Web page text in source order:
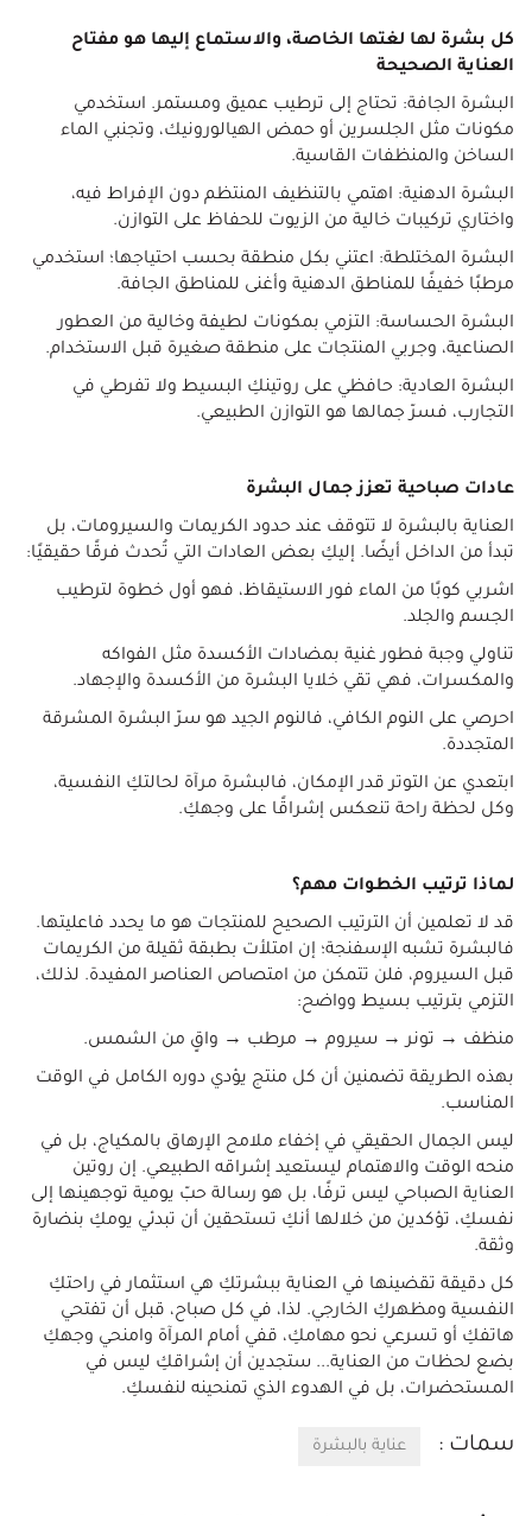
كل بشرة لها لغتها الخاصة، والاستماع إليها هو مفتاح
العناية الصحيحة
البشرة الجافة: تحتاج إلى ترطيب عميق ومستمر. استخدمي
مكونات مثل الجلسرين أو حمض الهيالورونيك، وتجنبي الماء
الساخن والمنظفات القاسية.
البشرة الدهنية: اهتمي بالتنظيف المنتظم دون الإفراط فيه،
واختاري تركيبات خالية من الزيوت للحفاظ على التوازن.
البشرة المختلطة: اعتني بكل منطقة بحسب احتياجها؛ استخدمي
مرطبًا خفيفًا للمناطق الدهنية وأغنى للمناطق الجافة.
البشرة الحساسة: التزمي بمكونات لطيفة وخالية من العطور
الصناعية، وجربي المنتجات على منطقة صغيرة قبل الاستخدام.
البشرة العادية: حافظي على روتينكِ البسيط ولا تفرطي في
التجارب، فسرّ جمالها هو التوازن الطبيعي.
عادات صباحية تعزز جمال البشرة
العناية بالبشرة لا تتوقف عند حدود الكريمات والسيرومات، بل
تبدأ من الداخل أيضًا. إليكِ بعض العادات التي تُحدث فرقًا حقيقيًا:
اشربي كوبًا من الماء فور الاستيقاظ، فهو أول خطوة لترطيب
الجسم والجلد.
تناولي وجبة فطور غنية بمضادات الأكسدة مثل الفواكه
والمكسرات، فهي تقي خلايا البشرة من الأكسدة والإجهاد.
احرصي على النوم الكافي، فالنوم الجيد هو سرّ البشرة المشرقة
المتجددة.
ابتعدي عن التوتر قدر الإمكان، فالبشرة مرآة لحالتكِ النفسية،
وكل لحظة راحة تنعكس إشراقًا على وجهكِ.
لماذا ترتيب الخطوات مهم؟
قد لا تعلمين أن الترتيب الصحيح للمنتجات هو ما يحدد فاعليتها.
فالبشرة تشبه الإسفنجة؛ إن امتلأت بطبقة ثقيلة من الكريمات
قبل السيروم، فلن تتمكن من امتصاص العناصر المفيدة. لذلك،
التزمي بترتيب بسيط وواضح:
منظف → تونر → سيروم → مرطب → واقٍ من الشمس.
بهذه الطريقة تضمنين أن كل منتج يؤدي دوره الكامل في الوقت
المناسب.
ليس الجمال الحقيقي في إخفاء ملامح الإرهاق بالمكياج، بل في
منحه الوقت والاهتمام ليستعيد إشراقه الطبيعي. إن روتين
العناية الصباحي ليس ترفًا، بل هو رسالة حبّ يومية توجهينها إلى
نفسكِ، تؤكدين من خلالها أنكِ تستحقين أن تبدئي يومكِ بنضارة
وثقة.
كل دقيقة تقضينها في العناية ببشرتكِ هي استثمار في راحتكِ
النفسية ومظهركِ الخارجي. لذا، في كل صباح، قبل أن تفتحي
هاتفكِ أو تسرعي نحو مهامكِ، قفي أمام المرآة وامنحي وجهكِ
بضع لحظات من العناية... ستجدين أن إشراقكِ ليس في
المستحضرات، بل في الهدوء الذي تمنحينه لنفسكِ.
سمات : عناية بالبشرة